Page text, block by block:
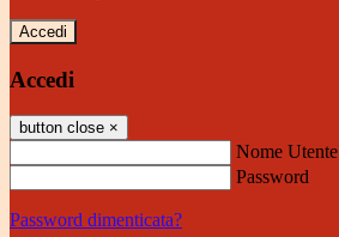
Accedi
Accedi
button close ×
Nome Utente
Password
Password dimenticata?